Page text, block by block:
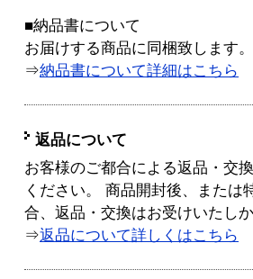
■納品書について
お届けする商品に同梱致します。
⇒納品書について詳細はこちら
返品について
お客様のご都合による返品・交
ください。 商品開封後、または
合、返品・交換はお受けいたし
⇒返品について詳しくはこちら